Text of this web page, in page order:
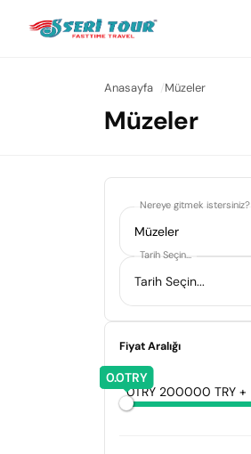
Anasayfa Müzeler
Müzeler
Nereye gitmek istersiniz?
Tarih Seçin...
Fiyat Aralığı
0TRY 200000 TRY +
0.0TRY